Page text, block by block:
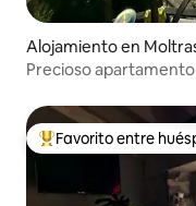
Alojamiento en
Precioso
Favorito entre
Favorito entre